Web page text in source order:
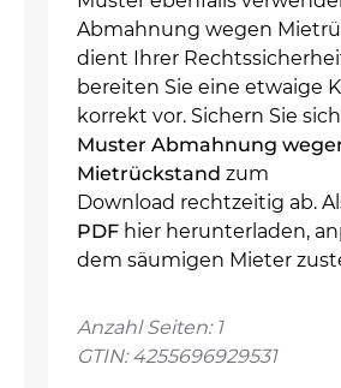
Abmahnung wegen
dient Ihrer
bereiten Sie eine etwaige
korrekt vor. Sichern Sie
Muster Abmahnung
Mietrückstand zum
Download rechtzeitig ab.
PDF hier herunterladen,
dem säumigen Mieter
Anzahl Seiten: 1
GTIN: 4255696929531